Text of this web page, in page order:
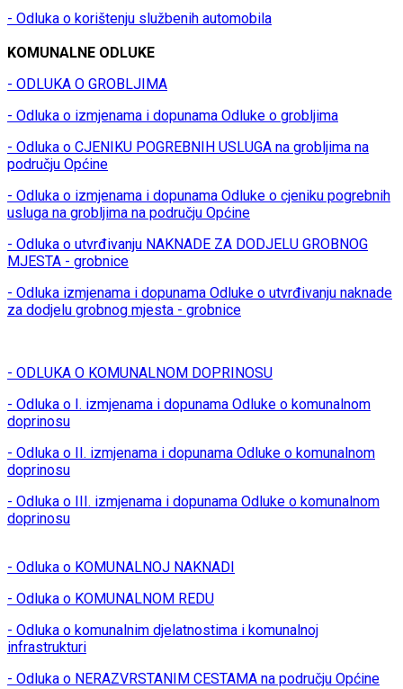
- Odluka o korištenju službenih automobila
KOMUNALNE ODLUKE
- ODLUKA O GROBLJIMA
- Odluka o izmjenama i dopunama Odluke o grobljima
- Odluka o CJENIKU POGREBNIH USLUGA na grobljima na
području Općine
- Odluka o izmjenama i dopunama Odluke o cjeniku pogrebnih
usluga na grobljima na području Općine
- Odluka o utvrđivanju NAKNADE ZA DODJELU GROBNOG
MJESTA - grobnice
- Odluka izmjenama i dopunama Odluke o utvrđivanju naknade
za dodjelu grobnog mjesta - grobnice
- ODLUKA O KOMUNALNOM DOPRINOSU
- Odluka o I. izmjenama i dopunama Odluke o komunalnom
doprinosu
- Odluka o II. izmjenama i dopunama Odluke o komunalnom
doprinosu
- Odluka o III. izmjenama i dopunama Odluke o komunalnom
doprinosu
- Odluka o KOMUNALNOJ NAKNADI
- Odluka o KOMUNALNOM REDU
- Odluka o komunalnim djelatnostima i komunalnoj
infrastrukturi
- Odluka o NERAZVRSTANIM CESTAMA na području Općine